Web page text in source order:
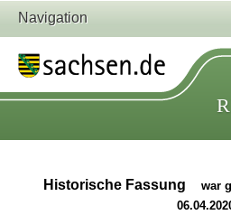
Navigation
Historische Fassung
war